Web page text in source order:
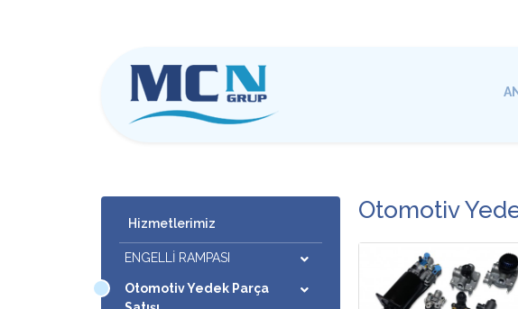
Hizmetlerimiz
ENGELLİ RAMPASI
Otomotiv Yedek Parça
Otomotiv